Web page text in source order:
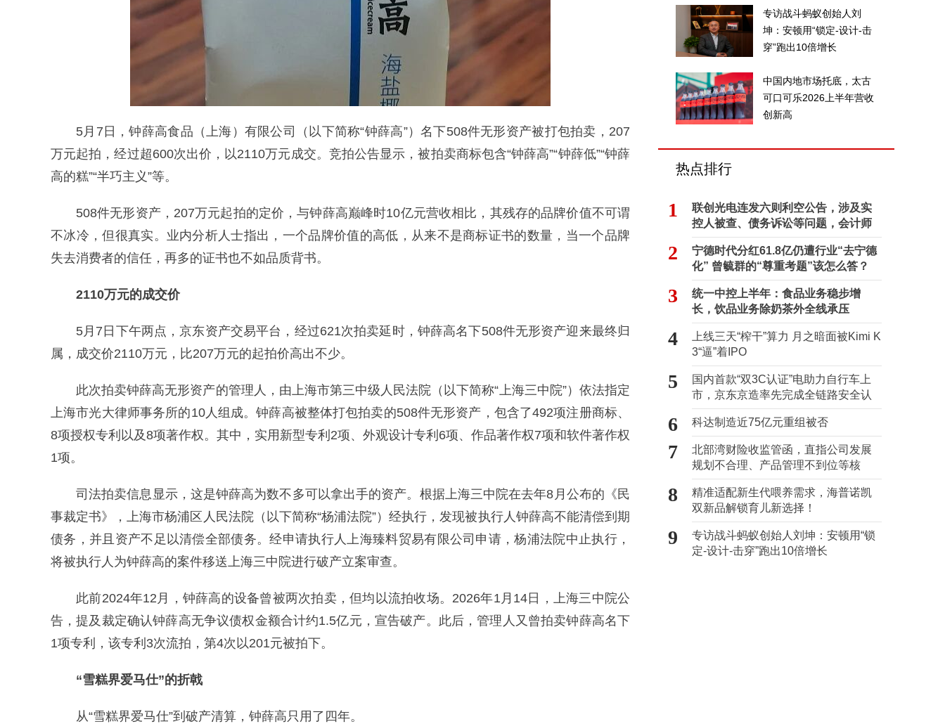
5月7日，钟薛高食品（上海）有限公司（以下简称“钟薛高”）名下508件无形资产被打包拍卖，207
万元起拍，经过超600次出价，以2110万元成交。竞拍公告显示，被拍卖商标包含“钟薛高”“钟薛低”“钟薛
高的糕”“半巧主义”等。
508件无形资产，207万元起拍的定价，与钟薛高巅峰时10亿元营收相比，其残存的品牌价值不可谓
不冰冷，但很真实。业内分析人士指出，一个品牌价值的高低，从来不是商标证书的数量，当一个品牌
失去消费者的信任，再多的证书也不如品质背书。
2110万元的成交价
5月7日下午两点，京东资产交易平台，经过621次拍卖延时，钟薛高名下508件无形资产迎来最终归
属，成交价2110万元，比207万元的起拍价高出不少。
此次拍卖钟薛高无形资产的管理人，由上海市第三中级人民法院（以下简称“上海三中院”）依法指定
上海市光大律师事务所的10人组成。钟薛高被整体打包拍卖的508件无形资产，包含了492项注册商标、
8项授权专利以及8项著作权。其中，实用新型专利2项、外观设计专利6项、作品著作权7项和软件著作权
1项。
司法拍卖信息显示，这是钟薛高为数不多可以拿出手的资产。根据上海三中院在去年8月公布的《民
事裁定书》，上海市杨浦区人民法院（以下简称“杨浦法院”）经执行，发现被执行人钟薛高不能清偿到期
债务，并且资产不足以清偿全部债务。经申请执行人上海臻料贸易有限公司申请，杨浦法院中止执行，
将被执行人为钟薛高的案件移送上海三中院进行破产立案审查。
此前2024年12月，钟薛高的设备曾被两次拍卖，但均以流拍收场。2026年1月14日，上海三中院公
告，提及裁定确认钟薛高无争议债权金额合计约1.5亿元，宣告破产。此后，管理人又曾拍卖钟薛高名下
1项专利，该专利3次流拍，第4次以201元被拍下。
“雪糕界爱马仕”的折戟
从“雪糕界爱马仕”到破产清算，钟薛高只用了四年。
专访战斗蚂蚁创始人刘
坤：安顿用“锁定-设计-击
穿”跑出10倍增长
中国内地市场托底，太古
可口可乐2026上半年营收
创新高
热点排行
1
联创光电连发六则利空公告，涉及实
控人被查、债务诉讼等问题，会计师
事务所曾出具“保留意见”
2
宁德时代分红61.8亿仍遭行业“去宁德
化” 曾毓群的“尊重考题”该怎么答？
3
统一中控上半年：食品业务稳步增
长，饮品业务除奶茶外全线承压
4
上线三天“榨干”算力 月之暗面被Kimi K
3“逼”着IPO
5
国内首款“双3C认证”电助力自行车上
市，京东京造率先完成全链路安全认
证
6 科达制造近75亿元重组被否
7
北部湾财险收监管函，直指公司发展
规划不合理、产品管理不到位等核
心“痛点”
8
精准适配新生代喂养需求，海普诺凯
双新品解锁育儿新选择！
9
专访战斗蚂蚁创始人刘坤：安顿用“锁
定-设计-击穿”跑出10倍增长